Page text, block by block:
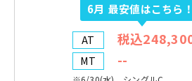
6月 最安値はこちら！
AT 税込
MT --